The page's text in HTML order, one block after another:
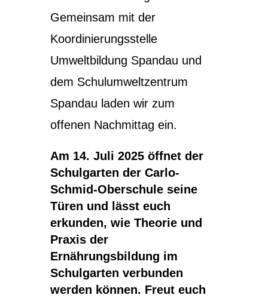
Gemeinsam mit der
Koordinierungsstelle
Umweltbildung Spandau und
dem Schulumweltzentrum
Spandau laden wir zum
offenen Nachmittag ein.
Am 14. Juli 2025 öffnet der
Schulgarten der Carlo-
Schmid-Oberschule seine
Türen und lässt euch
erkunden, wie Theorie und
Praxis der
Ernährungsbildung im
Schulgarten verbunden
werden können. Freut euch